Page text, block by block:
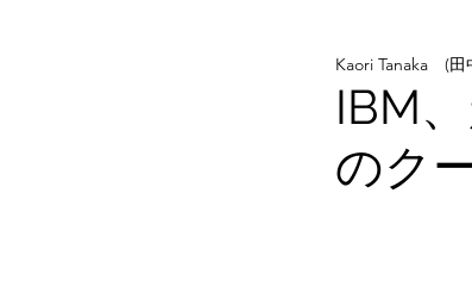
IBM
のク
Kaori Tanaka (田